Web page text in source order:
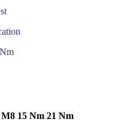
15 Nm 21 Nm